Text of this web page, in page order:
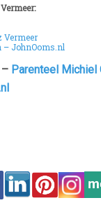
Vermeer
– JohnOoms.nl
– Parenteel Michiel